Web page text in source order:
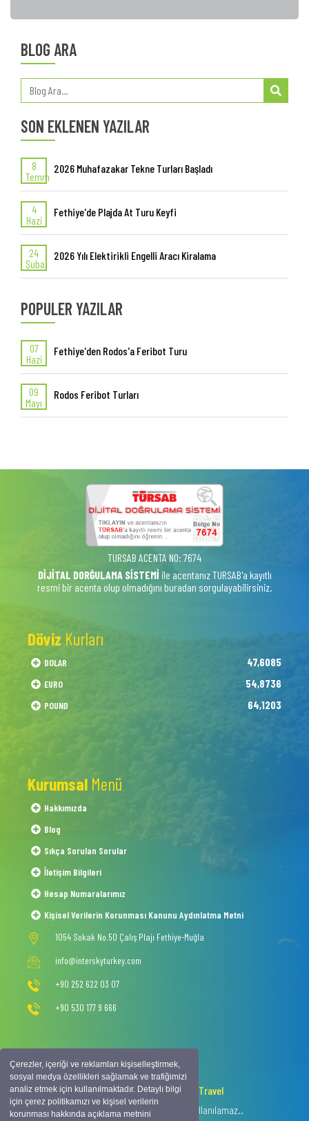
Çerezler, içeriği ve reklamları kişiselleştirmek,
sosyal medya özellikleri sağlamak ve trafiğimizi
analiz etmek için kullanılmaktadır. Detaylı bilgi
için çerez politikamızı ve kişisel verilerin
korunması hakkında açıklama metnini
BLOG ARA
SON EKLENEN YAZILAR
8
Temm
2026 Muhafazakar Tekne Turları Başladı
4
Hazi
Fethiye'de Plajda At Turu Keyfi
24
Şuba
2026 Yılı Elektirikli Engelli Aracı Kiralama
POPULER YAZILAR
07
Hazi
Fethiye'den Rodos'a Feribot Turu
09
Mayı
Rodos Feribot Turları
TURSAB ACENTA NO: 7674
DİJİTAL DORĞULAMA SİSTEMİ ile acentanız TURSAB'a kayıtlı
resmi bir acenta olup olmadığını buradan sorgulayabilirsiniz.
Döviz Kurları
DOLAR 47,6085
EURO 54,8736
POUND 64,1203
Kurumsal Menü
Hakkımızda
Blog
Sıkça Sorulan Sorular
İletişim Bilgileri
Hesap Numaralarımız
Kişisel Verilerin Korunması Kanunu Aydınlatma Metni
1054 Sokak No.50 Çalış Plajı Fethiye-Muğla
info@interskyturkey.com
+90 252 622 03 07
+90 530 177 9 666
2020 © Copyright -Intersky Travel
Tüm hakkı saklıdır, izinsiz içerik kullanılamaz..